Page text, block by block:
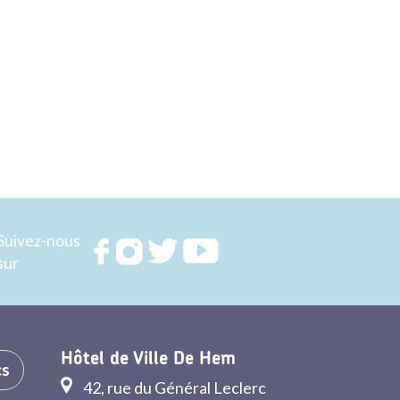
nous
RejoignezRejoignezRejoignez
Hôtel de Ville De Hem
42, rue du Général Leclerc